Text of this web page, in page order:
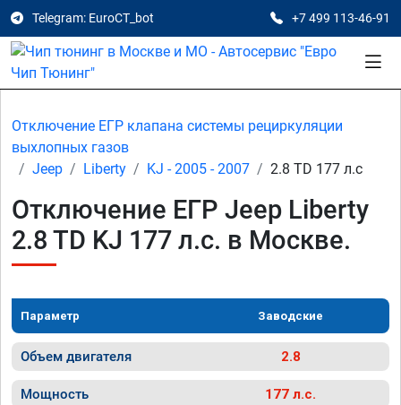
Telegram: EuroCT_bot +7 499 113-46-91
Отключение ЕГР клапана системы рециркуляции
выхлопных газов
Jeep
Liberty KJ - 2005 - 2007 2.8 TD 177 л.с
Отключение ЕГР Jeep Liberty
2.8 TD KJ 177 л.с. в Москве.
Параметр Заводские
Объем двигателя 2.8
Мощность 177 л.с.